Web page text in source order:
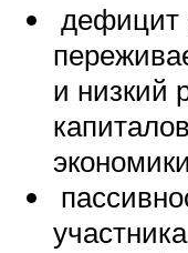
дефицит
и низкий